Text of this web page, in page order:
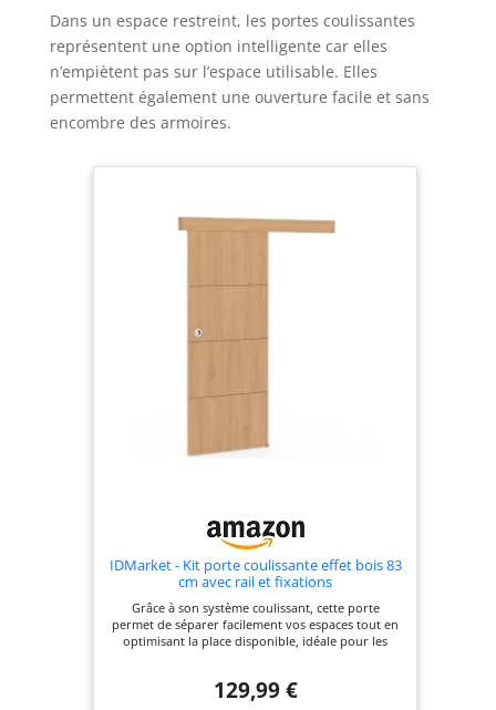
Dans un espace restreint, les portes coulissantes
représentent une option intelligente car elles
n’empiètent pas sur l’espace utilisable. Elles
permettent également une ouverture facile et sans
encombre des armoires.
IDMarket - Kit porte coulissante effet bois 83
cm avec rail et fixations
Grâce à son système coulissant, cette porte
permet de séparer facilement vos espaces tout en
optimisant la place disponible, idéale pour les
n'importe quel style de décoration, apportant une
129,99 €